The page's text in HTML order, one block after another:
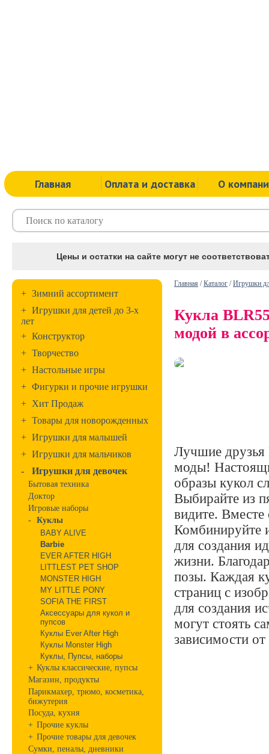
Главная Оплата и доставка О
Цены и остатки на сайте могут не
+ Зимний ассортимент
+ Игрушки для детей до 3-х
лет
+ Конструктор
+ Творчество
+ Настольные игры
+ Фигурки и прочие игрушки
+ Хит Продаж
+ Товары для новорожденных
+ Игрушки для малышей
+ Игрушки для мальчиков
-
Игрушки для девочек
Бытовая техника
Доктор
Игровые наборы
- Куклы
BABY ALIVE
Barbie
EVER AFTER HIGH
LITTLEST PET SHOP
MONSTER HIGH
MY LITTLE PONY
SOFIA THE FIRST
Аксессуары для кукол и
пупсов
Куклы Ever After High
Куклы Monster High
Куклы, Пупсы, наборы
+ Куклы классические, пупсы
Магазин, продукты
Парикмахер, трюмо, косметика,
бижутерия
Посуда, кухня
+ Прочие куклы
+ Прочие товары для девочек
Сумки, пеналы, дневники
Главная /Каталог /Игрушки
Кукла
модой в
Лучшие друзья
моды!
образы кукол
Выбирайте из
видите.
Комбинируйте
для создания
жизни.
позы. Каждая
страниц с
для создания
могут стоять
зависимости